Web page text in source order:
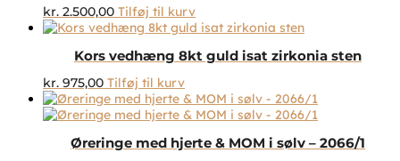
kr. 2.500,00 Tilføj til kurv
Kors vedhæng 8kt guld isat zirkonia sten
kr. 975,00 Tilføj til kurv
Øreringe med hjerte & MOM i sølv – 2066/1